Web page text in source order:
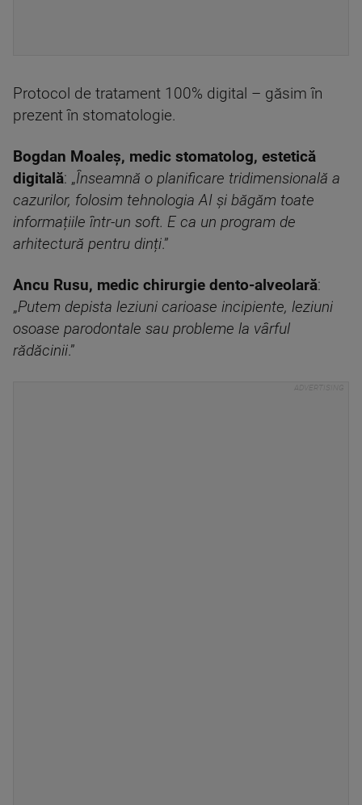
Protocol de tratament 100% digital – găsim în
prezent în stomatologie.
Bogdan Moaleș, medic stomatolog, estetică
digitală: „Înseamnă o planificare tridimensională a
cazurilor, folosim tehnologia AI și băgăm toate
informațiile într-un soft. E ca un program de
arhitectură pentru dinți.”
Ancu Rusu, medic chirurgie dento-alveolară:
„Putem depista leziuni carioase incipiente, leziuni
osoase parodontale sau probleme la vârful
rădăcinii.”